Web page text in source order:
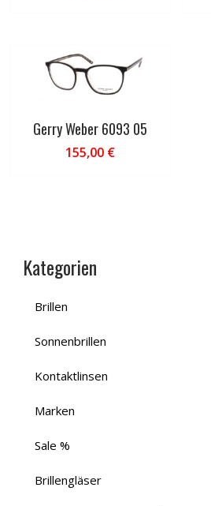
Gerry Weber 6093 05
155,00 €
Kategorien
Brillen
Sonnenbrillen
Kontaktlinsen
Marken
Sale %
Brillengläser